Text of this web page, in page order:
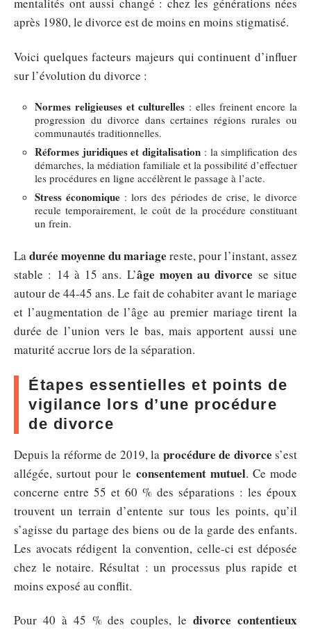
après 1980, le divorce est de moins en moins stigmatisé.
Voici quelques facteurs majeurs qui continuent d’influer
sur l’évolution du divorce :
Normes religieuses et culturelles : elles freinent encore la
progression du divorce dans certaines régions rurales ou
communautés traditionnelles.
Réformes juridiques et digitalisation : la simplification des
démarches, la médiation familiale et la possibilité d’effectuer
les procédures en ligne accélèrent le passage à l’acte.
Stress économique : lors des périodes de crise, le divorce
recule temporairement, le coût de la procédure constituant
un frein.
La durée moyenne du mariage reste, pour l’instant, assez
stable : 14 à 15 ans. L’âge moyen au divorce se situe
autour de 44-45 ans. Le fait de cohabiter avant le mariage
et l’augmentation de l’âge au premier mariage tirent la
durée de l’union vers le bas, mais apportent aussi une
maturité accrue lors de la séparation.
Étapes essentielles et points de
vigilance lors d’une procédure
de divorce
Depuis la réforme de 2019, la procédure de divorce s’est
allégée, surtout pour le consentement mutuel. Ce mode
concerne entre 55 et 60 % des séparations : les époux
trouvent un terrain d’entente sur tous les points, qu’il
s’agisse du partage des biens ou de la garde des enfants.
Les avocats rédigent la convention, celle-ci est déposée
chez le notaire. Résultat : un processus plus rapide et
moins exposé au conflit.
Pour 40 à 45 % des couples, ledivorce contentieux